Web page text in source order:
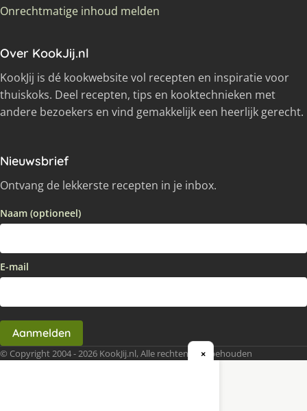
Onrechtmatige inhoud melden
Over KookJij.nl
KookJij is dé kookwebsite vol recepten en inspiratie voor
thuiskoks. Deel recepten, tips en kooktechnieken met
andere bezoekers en vind gemakkelijk een heerlijk gerecht.
Nieuwsbrief
Ontvang de lekkerste recepten in je inbox.
Naam (optioneel)
E-mail
Aanmelden
© Copyright 2004 - 2026 KookJij.nl, Alle rechten voorbehouden
×